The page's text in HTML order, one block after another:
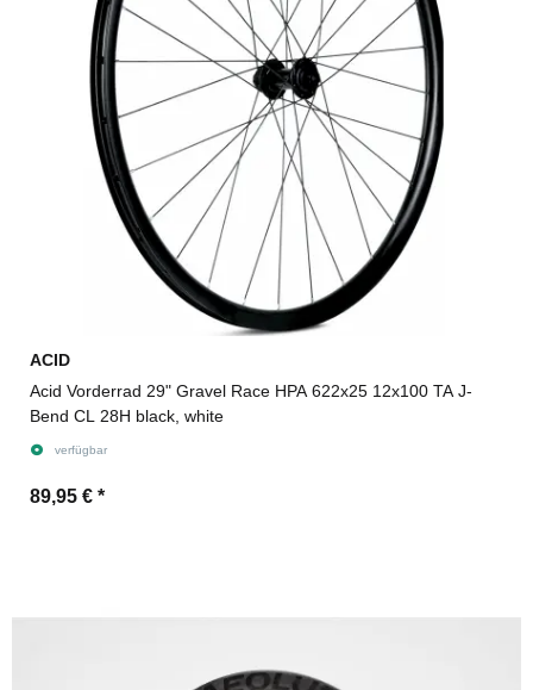
ACID
Acid Vorderrad 29" Gravel Race HPA 622x25 12x100 TA J-
Bend CL 28H black, white
verfügbar
89,95 € *